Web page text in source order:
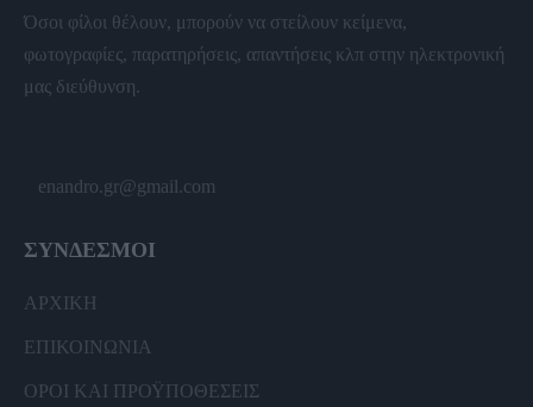
Όσοι φίλοι θέλουν, μπορούν να στείλουν κείμενα,
φωτογραφίες, παρατηρήσεις, απαντήσεις κλπ στην ηλεκτρονική
μας διεύθυνση.
enandro.gr@gmail.com
ΣΥΝΔΕΣΜΟΙ
ΑΡΧΙΚΗ
ΕΠΙΚΟΙΝΩΝΙΑ
ΟΡΟΙ ΚΑΙ ΠΡΟΫΠΟΘΕΣΕΙΣ